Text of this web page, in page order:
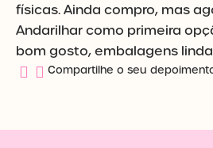
físicas. Ainda compro, mas
Andarilhar como primeira
bom gosto, embalagens
Compartilhe o seu